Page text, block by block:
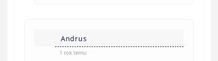
Andrus
1 rok temu